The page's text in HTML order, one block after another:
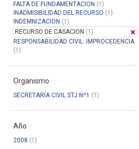
FALTA DE FUNDAMENTACION (1)
INADMISIBILIDAD DEL RECURSO (1)
INDEMNIZACION (1)
RECURSO DE CASACION (1)
RESPONSABILIDAD CIVIL: IMPROCEDENCIA
(1)
Organismo
SECRETARÍA CIVIL STJ Nº1 (1)
Año
2008 (1)